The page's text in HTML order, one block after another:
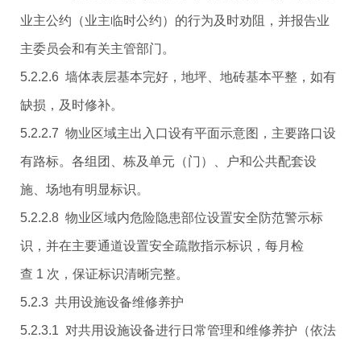
业主公约（业主临时公约）的行为及时劝阻，并报告业
主委员会和有关主管部门。
5.2.2.6 墙体表层基本完好，地坪、地砖基本平整，如有
缺损，及时修补。
5.2.2.7 物业区域主出入口设有平面示意图，主要路口设
有路标。各组团、栋及单元（门）、户和公共配套设
施、场地有明显标识。
5.2.2.8 物业区域内危险隐患部位设置安全防范警示标
识，并在主要通道设置安全疏散指示标识，每月检
查 1 次，保证标识清晰完整。
5.2.3 共用设施设备维修养护
5.2.3.1 对共用设施设备进行日常管理和维修养护（依法